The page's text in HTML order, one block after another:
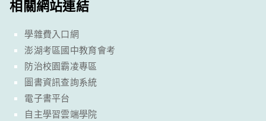
相關網站連結
學雜費入口網
澎湖考區國中教育會考
防治校園霸凌專區
圖書資訊查詢系統
電子書平台
自主學習雲端學院